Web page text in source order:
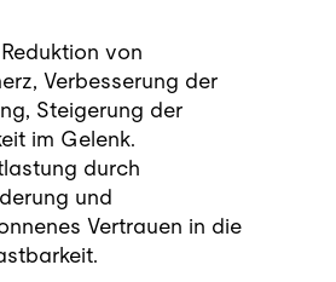
von
Verbesserung der
Steigerung der
im Gelenk.
durch
und
Vertrauen in die